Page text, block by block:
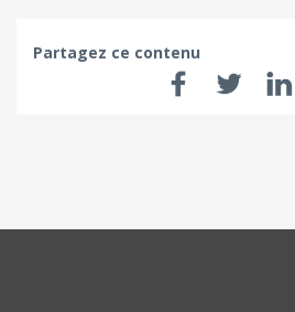
Partagez ce contenu